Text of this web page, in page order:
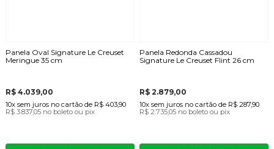
Panela Oval Signature Le Creuset
Meringue 35 cm
R$ 4.039,00
10x sem juros no cartãode R$ 403,90
R$ 3.837,05 no boleto ou pix
Panela Redonda Cassadou
Signature Le Creuset Flint 26 cm
R$ 2.879,00
10x sem juros no cartão de R$ 287,90
R$ 2.735,05 no boleto ou pix